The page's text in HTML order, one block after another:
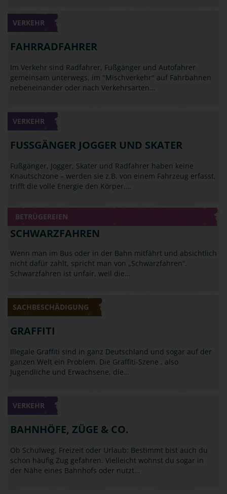
VERKEHR
FAHRRADFAHRER
Im Verkehr sind Radfahrer, Fußgänger und Autofahrer
gemeinsam unterwegs, im "Mischverkehr" auf Fahrbahnen
nebeneinander oder nach Verkehrsarten…
VERKEHR
FUSSGÄNGER JOGGER UND SKATER
Fußgänger, Jogger, Skater und Radfahrer haben keine
Knautschzone – werden sie z.B. von einem Fahrzeug erfasst,
trifft die volle Energie den Körper.…
BETRÜGEREIEN
SCHWARZFAHREN
Wenn man im Bus oder in der Bahn mitfährt und absichtlich
nicht dafür zahlt, spricht man von „Schwarzfahren“.
Schwarzfahren ist unfair, weil die…
SACHBESCHÄDIGUNG
GRAFFITI
Illegale Graffiti sind in ganz Deutschland und sogar auf der
ganzen Welt ein Problem. Die Graffiti-Szene , also
Jugendliche und Erwachsene, die…
VERKEHR
BAHNHÖFE, ZÜGE & CO.
Ob Schulweg, Freizeit oder Urlaub: Bestimmt bist auch du
schon häufig Zug gefahren. Vielleicht wohnst du sogar in
der Nähe eines Bahnhofs oder nutzt…